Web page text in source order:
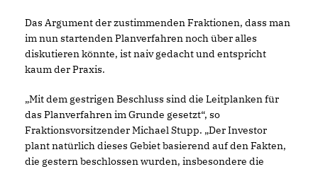
Das Argument der zustimmenden Fraktionen, dass man
im nun startenden Planverfahren noch über alles
diskutieren könnte, ist naiv gedacht und entspricht
kaum der Praxis.
Mit dem gestrigen Beschluss sind die Leitplanken für
das Planverfahren im Grunde gesetzt“, so
Fraktionsvorsitzender Michael Stupp. „Der Investor
plant natürlich dieses Gebiet basierend auf den Fakten,
die gestern beschlossen wurden, insbesondere die